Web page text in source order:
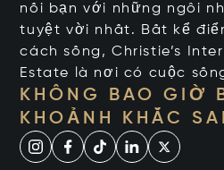
nối bạn với những ngôi
tuyệt vời nhất. Bất kể
cách sống, Christie’s
Estate là nơi có cuộc
KHÔNG BAO GIỜ
KHOẢNH KHẮC